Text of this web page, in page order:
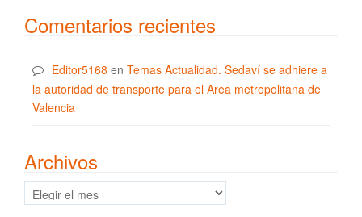
Comentarios recientes
Editor5168 en Temas Actualidad. Sedaví se adhiere a
la autoridad de transporte para el Area metropolitana de
Valencia
Archivos
Archivos